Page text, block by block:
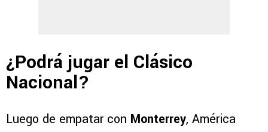
¿Podrá jugar el Clásico
Nacional?
Luego de empatar con Monterrey, América